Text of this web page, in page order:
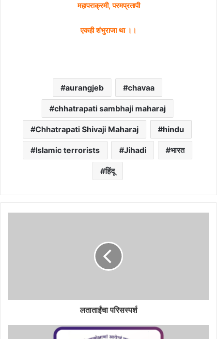
महापराक्रमी, परमप्रतापी
एकही शंभुराजा था ।।
aurangjeb chavaa
chhatrapati sambhaji maharaj
Chhatrapati Shivaji Maharaj hindu
Islamic terrorists Jihadi भारत
हिंदू
लताताईंचा परिसस्पर्श